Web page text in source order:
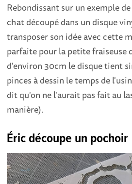
Rebondissant sur un exemple
chat découpé dans un disque
transposer son idée avec cette
parfaite pour la petite fraiseuse
d'environ 30cm le disque tient
pinces à dessin le temps de
dit qu'on ne l'aurait pas fait au
manière).
Éric découpe un pochoir